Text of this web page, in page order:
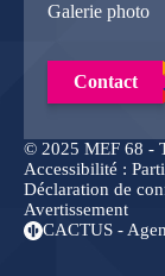
Galerie photo
Contact
© 2025 MEF 68 -
Accessibilité :
Déclaration de
Avertissement
CACTUS -